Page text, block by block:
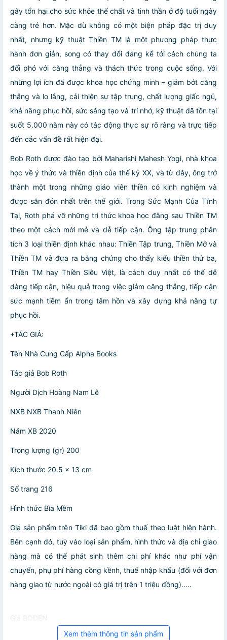
gây tổn hại cho sức khỏe thể chất và tinh thần ở độ tuổi ngày
càng trẻ hơn. Mặc dù không có một biện pháp đặc trị duy
nhất, nhưng kỹ thuật Thiền TM là một phương pháp thực
hành đơn giản, song có thay đổi đáng kể tới cách chúng ta
đối phó với căng thẳng và thách thức trong cuộc sống. Với
những lợi ích đã được khoa học chứng minh – giảm bớt căng
thẳng và lo lắng, cải thiện sự tập trung, chất lượng giấc ngủ,
khả năng phục hồi, sức sáng tạo và trí nhớ, kỹ thuật đã tồn tại
suốt 5.000 năm này có tác động thực sự rõ ràng và trực tiếp
đến các vấn đề rất hiện đại.
Bob Roth được đào tạo bởi Maharishi Mahesh Yogi, nhà khoa
học về ý thức và thiền định của thế kỷ XX, và từ đây, ông trở
thành một trong những giáo viên thiền có kinh nghiệm và
được săn đón nhất trên thế giới. Trong Sức Mạnh Của Tĩnh
Tại, Roth phá vỡ những tri thức khoa học đằng sau Thiền TM
theo một cách mới mẻ và dễ tiếp cận. Ông tập trung phân
tích 3 loại thiền định khác nhau: Thiền Tập trung, Thiền Mở và
Thiền TM và đưa ra bằng chứng cho thấy kiểu thiền thứ ba,
Thiền TM hay Thiền Siêu Việt, là cách duy nhất có thể dễ
dàng tiếp cận, hiệu quả trong việc giảm căng thẳng, tiếp cận
sức mạnh tiềm ẩn trong tâm hồn và xây dựng khả năng tự
phục hồi.
+TÁC GIẢ:
Tên Nhà Cung Cấp Alpha Books
Tác giả Bob Roth
Người Dịch Hoàng Nam Lê
NXB NXB Thanh Niên
Năm XB 2020
Trọng lượng (gr) 200
Kích thước 20.5 x 13 cm
Số trang 216
Hình thức Bìa Mềm
Giá sản phẩm trên Tiki đã bao gồm thuế theo luật hiện hành.
Bên cạnh đó, tuỳ vào loại sản phẩm, hình thức và địa chỉ giao
hàng mà có thể phát sinh thêm chi phí khác như phí vận
chuyển, phụ phí hàng cồng kềnh, thuế nhập khẩu (đối với đơn
hàng giao từ nước ngoài có giá trị trên 1 triệu đồng).....
Giá BODEN
Xem thêm thông tin sản phẩm